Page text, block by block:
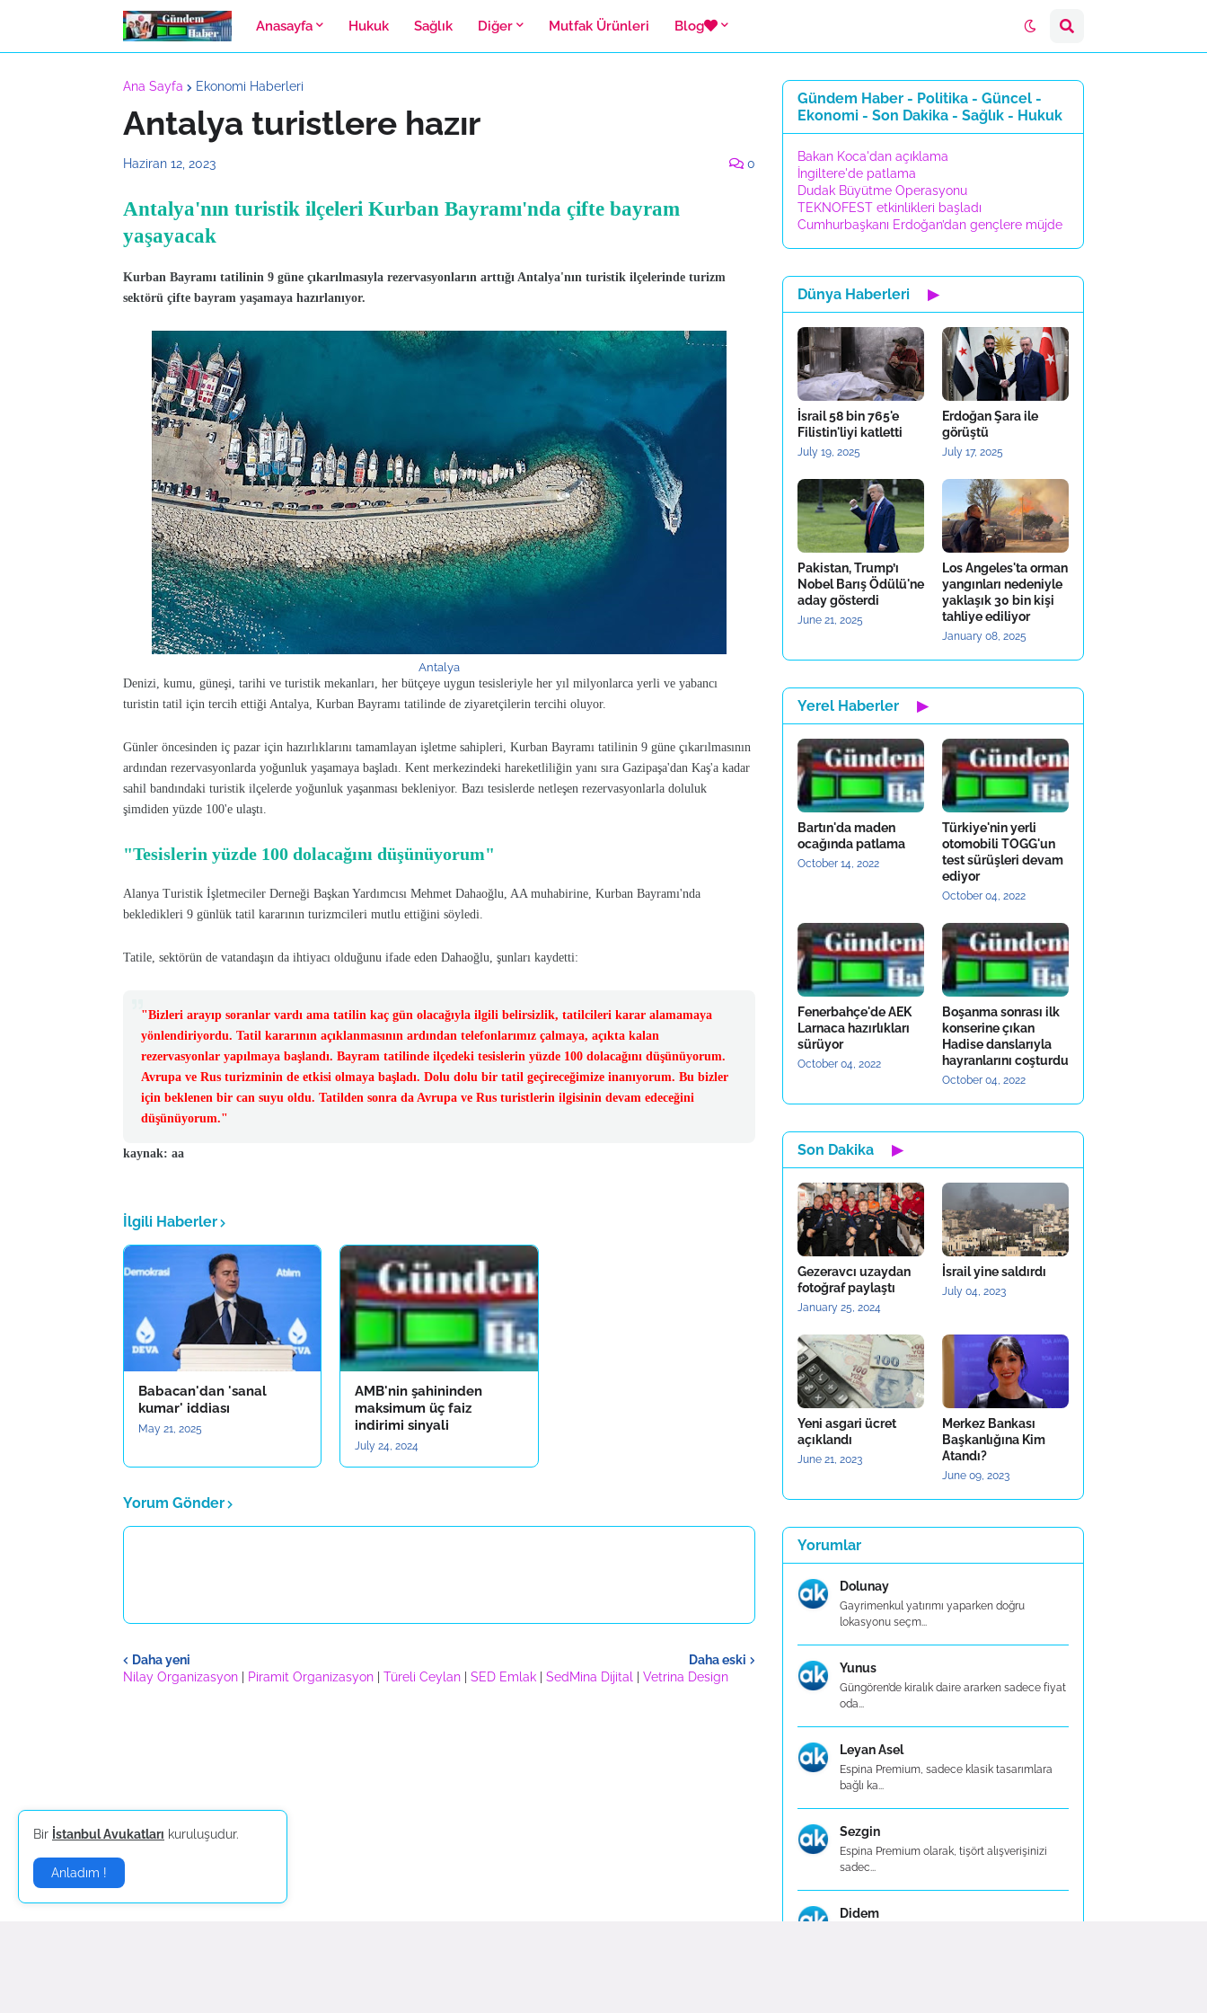
Anasayfa Hukuk Sağlık Diğer Mutfak Ürünleri Blog
Ana Sayfa Ekonomi Haberleri
Antalya turistlere hazır
Haziran 12, 2023 0
Antalya'nın turistik ilçeleri Kurban Bayramı'nda çifte bayram
yaşayacak
Kurban Bayramı tatilinin 9 güne çıkarılmasıyla rezervasyonların arttığı Antalya'nın turistik ilçelerinde turizm
sektörü çifte bayram yaşamaya hazırlanıyor.
Antalya
Denizi, kumu, güneşi, tarihi ve turistik mekanları, her bütçeye uygun tesisleriyle her yıl milyonlarca yerli ve yabancı
turistin tatil için tercih ettiği Antalya, Kurban Bayramı tatilinde de ziyaretçilerin tercihi oluyor.
Günler öncesinden iç pazar için hazırlıklarını tamamlayan işletme sahipleri, Kurban Bayramı tatilinin 9 güne çıkarılmasının
ardından rezervasyonlarda yoğunluk yaşamaya başladı. Kent merkezindeki hareketliliğin yanı sıra Gazipaşa'dan Kaş'a kadar
sahil bandındaki turistik ilçelerde yoğunluk yaşanması bekleniyor. Bazı tesislerde netleşen rezervasyonlarla doluluk
şimdiden yüzde 100'e ulaştı.
"Tesislerin yüzde 100 dolacağını düşünüyorum"
Alanya Turistik İşletmeciler Derneği Başkan Yardımcısı Mehmet Dahaoğlu, AA muhabirine, Kurban Bayramı'nda
bekledikleri 9 günlük tatil kararının turizmcileri mutlu ettiğini söyledi.
Tatile, sektörün de vatandaşın da ihtiyacı olduğunu ifade eden Dahaoğlu, şunları kaydetti:
"Bizleri arayıp soranlar vardı ama tatilin kaç gün olacağıyla ilgili belirsizlik, tatilcileri karar alamamaya
yönlendiriyordu. Tatil kararının açıklanmasının ardından telefonlarımız çalmaya, açıkta kalan
rezervasyonlar yapılmaya başlandı. Bayram tatilinde ilçedeki tesislerin yüzde 100 dolacağını düşünüyorum.
Avrupa ve Rus turizminin de etkisi olmaya başladı. Dolu dolu bir tatil geçireceğimize inanıyorum. Bu bizler
için beklenen bir can suyu oldu. Tatilden sonra da Avrupa ve Rus turistlerin ilgisinin devam edeceğini
düşünüyorum."
kaynak: aa
İlgili Haberler
Babacan'dan 'sanal
kumar' iddiası
May 21, 2025
AMB'nin şahininden
maksimum üç faiz
indirimi sinyali
July 24, 2024
Yorum Gönder
Daha yeni
Daha eski
Nilay Organizasyon
Piramit Organizasyon Türeli Ceylan SED Emlak SedMina Dijital Vetrina Design
Gündem Haber - Politika - Güncel -
Ekonomi - Son Dakika - Sağlık - Hukuk
Bakan Koca'dan açıklama
İngiltere'de patlama
Dudak Büyütme Operasyonu
TEKNOFEST etkinlikleri başladı
Cumhurbaşkanı Erdoğan’dan gençlere müjde
Dünya Haberleri ▶
İsrail 58 bin 765'e
Filistin'liyi katletti
July 19, 2025
Erdoğan Şara ile
görüştü
July 17, 2025
Pakistan, Trump’ı
Nobel Barış Ödülü'ne
aday gösterdi
June 21, 2025
Los Angeles'ta orman
yangınları nedeniyle
yaklaşık 30 bin kişi
tahliye ediliyor
January 08, 2025
Yerel Haberler ▶
Bartın'da maden
ocağında patlama
October 14, 2022
Türkiye'nin yerli
otomobili TOGG'un
test sürüşleri devam
ediyor
October 04, 2022
Fenerbahçe'de AEK
Larnaca hazırlıkları
sürüyor
October 04, 2022
Boşanma sonrası ilk
konserine çıkan
Hadise danslarıyla
hayranlarını coşturdu
October 04, 2022
Son Dakika ▶
Gezeravcı uzaydan
fotoğraf paylaştı
January 25, 2024
İsrail yine saldırdı
July 04, 2023
Yeni asgari ücret
açıklandı
June 21, 2023
Merkez Bankası
Başkanlığına Kim
Atandı?
June 09, 2023
Yorumlar
Dolunay
Gayrimenkul yatırımı yaparken doğru
lokasyonu seçm...
Yunus
Güngören’de kiralık daire ararken sadece fiyat
oda...
Leyan Asel
Espina Premium, sadece klasik tasarımlara
bağlı ka...
Sezgin
Espina Premium olarak, tişört alışverişinizi
sadec...
Didem
Bir İstanbul Avukatları kuruluşudur.
Anladım !